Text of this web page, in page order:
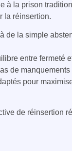
à la prison
la réinsertion.
de la simple
entre fermeté
de manquements
pour
de réinsertion